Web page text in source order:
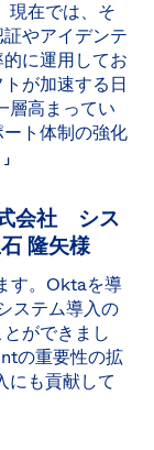
現在では、そ
やアイデンテ
に運用してお
が加速する日
層高まってい
ト体制の強化
会社 シス
隆矢様
す。Oktaを導
ステム導入の
ができまし
の重要性の拡
にも貢献して